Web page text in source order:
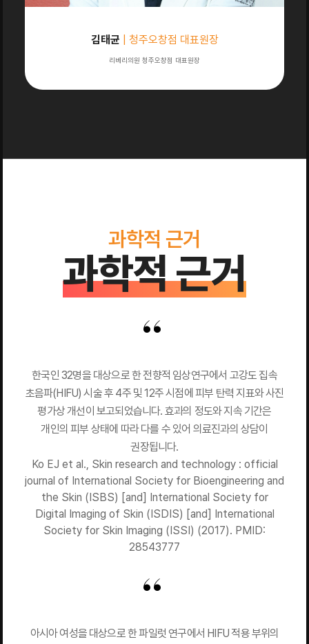
김태균 | 청주오창점 대표원장
리베리의원 청주오창점 대표원장
과학적 근거
과학적 근거
한국인 32명을 대상으로 한 전향적 임상연구에서 고강도 집속
초음파(HIFU) 시술 후 4주 및 12주 시점에 피부 탄력 지표와 사진
평가상 개선이 보고되었습니다. 효과의 정도와 지속 기간은
개인의 피부 상태에 따라 다를 수 있어 의료진과의 상담이
권장됩니다.
Ko EJ et al., Skin research and technology : official
journal of International Society for Bioengineering and
the Skin (ISBS) [and] International Society for
Digital Imaging of Skin (ISDIS) [and] International
Society for Skin Imaging (ISSI) (2017). PMID:
28543777
아시아 여성을 대상으로 한 파일럿 연구에서 HIFU 적용 부위의